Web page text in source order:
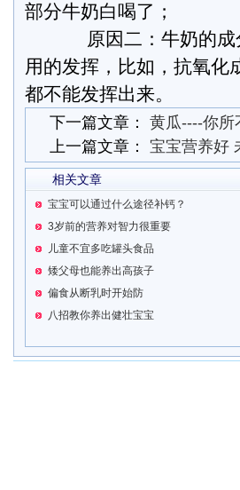
部分牛奶白喝了；
原因二：牛奶的成
用的发挥，比如，抗氧化
都不能发挥出来。
下一篇文章： 黄瓜----你所
上一篇文章： 宝宝营养好
相关文章
宝宝可以通过什么途径补钙？
3岁前的营养对智力很重要
儿童不宜多吃罐头食品
矮父母也能养出高孩子
偏食从断乳时开始防
八招教你养出健壮宝宝